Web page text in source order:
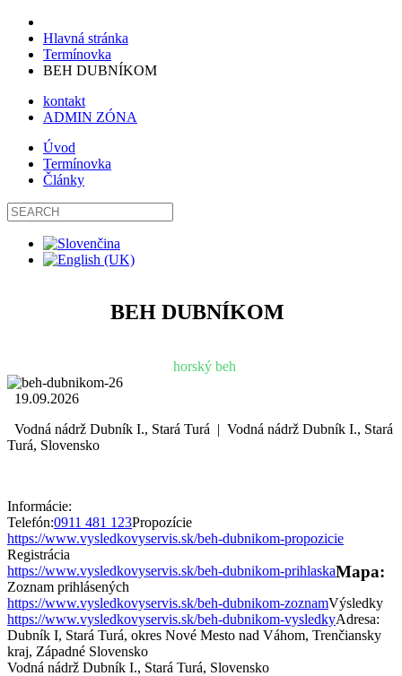
Hlavná stránka
Termínovka
BEH DUBNÍKOM
kontakt
ADMIN ZÓNA
Úvod
Termínovka
Články
BEH DUBNÍKOM
horský beh
19.09.2026
Vodná nádrž Dubník I., Stará Turá | Vodná nádrž Dubník I., Stará
Turá, Slovensko
Informácie:
Telefón:0911 481 123Propozície
https://www.vysledkovyservis.sk/beh-dubnikom-propozicie
Registrácia
https://www.vysledkovyservis.sk/beh-dubnikom-prihlaska
Zoznam prihlásených
https://www.vysledkovyservis.sk/beh-dubnikom-zoznamVýsledky
https://www.vysledkovyservis.sk/beh-dubnikom-vysledkyAdresa:
Dubník I, Stará Turá, okres Nové Mesto nad Váhom, Trenčiansky
kraj, Západné Slovensko
Vodná nádrž Dubník I., Stará Turá, Slovensko
Mapa: